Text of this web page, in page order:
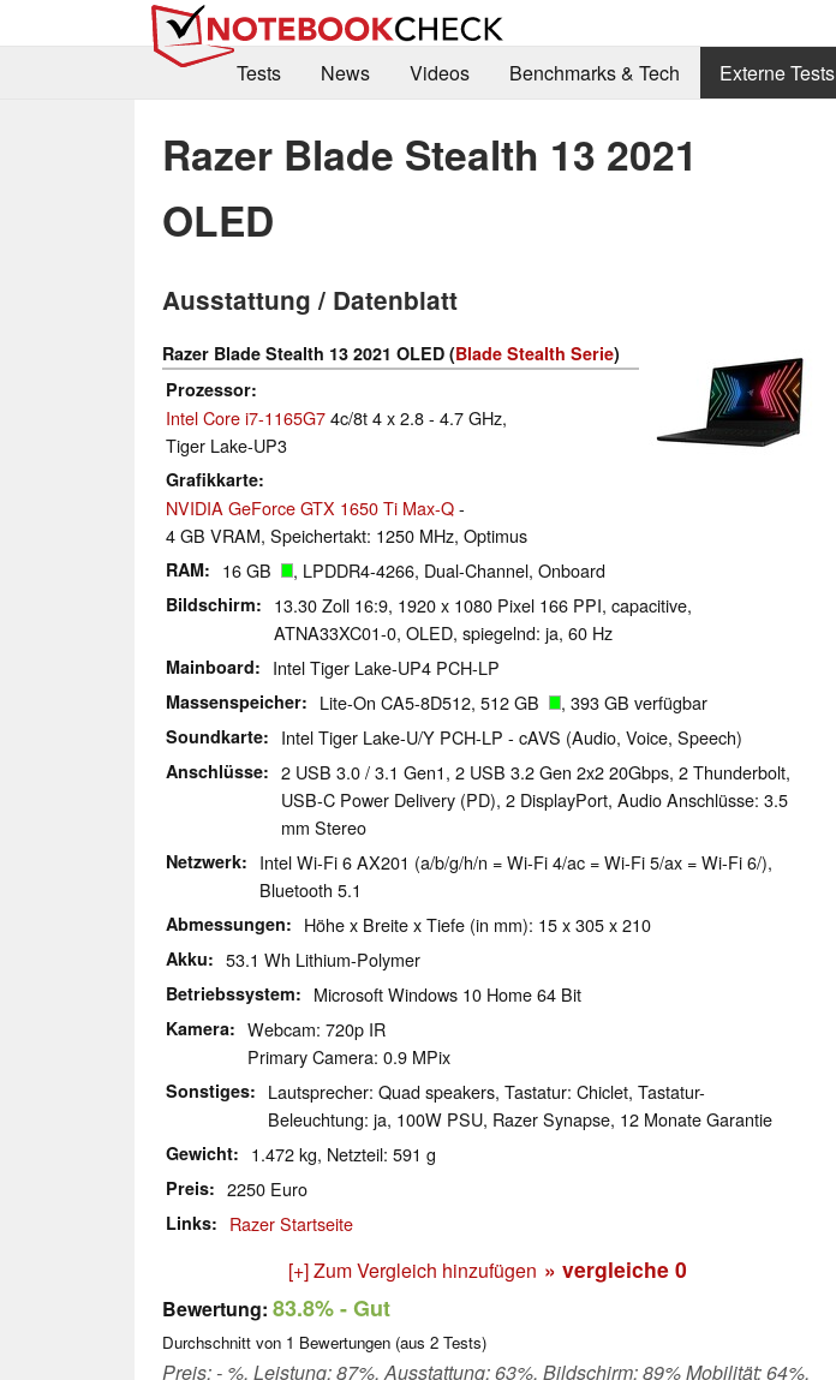
Tests
News Videos Benchmarks & Tech Externe Tests
Razer Blade Stealth 13 2021
OLED
Ausstattung / Datenblatt
Razer Blade Stealth 13 2021 OLED (Blade Stealth Serie)
Prozessor
Intel Core i7-1165G74c/8t 4 x 2.8 - 4.7 GHz,
Tiger Lake-UP3
Grafikkarte
NVIDIA GeForce GTX 1650 Ti Max-Q-
4 GB VRAM, Speichertakt: 1250 MHz, Optimus
RAM 16 GB , LPDDR4-4266, Dual-Channel, Onboard
Bildschirm
13.30 Zoll 16:9, 1920 x 1080 Pixel 166 PPI, capacitive,
ATNA33XC01-0, OLED, spiegelnd: ja, 60 Hz
Mainboard Intel Tiger Lake-UP4 PCH-LP
Massenspeicher Lite-On CA5-8D512, 512 GB , 393 GB verfügbar
Soundkarte Intel Tiger Lake-U/Y PCH-LP - cAVS (Audio, Voice, Speech)
Anschlüsse
2 USB 3.0 / 3.1 Gen1, 2 USB 3.2 Gen 2x2 20Gbps, 2 Thunderbolt,
USB-C Power Delivery (PD), 2 DisplayPort, Audio Anschlüsse: 3.5
mm Stereo
Netzwerk
Intel Wi-Fi 6 AX201 (a/b/g/h/n = Wi-Fi 4/ac = Wi-Fi 5/ax = Wi-Fi 6/),
Bluetooth 5.1
Abmessungen Höhe x Breite x Tiefe (in mm): 15 x 305 x 210
Akku 53.1 Wh Lithium-Polymer
Betriebssystem Microsoft Windows 10 Home 64 Bit
Kamera
Webcam: 720p IR
Primary Camera: 0.9 MPix
Sonstiges
Lautsprecher: Quad speakers, Tastatur: Chiclet, Tastatur-
Beleuchtung: ja, 100W PSU, Razer Synapse, 12 Monate Garantie
Gewicht 1.472 kg, Netzteil: 591 g
Preis 2250 Euro
Links Razer Startseite
[+] Zum Vergleich hinzufügen » vergleiche 0
Bewertung: 83.8%- Gut
Durchschnitt von 1 Bewertungen (aus 2 Tests)
Preis: - %, Leistung: 87%, Ausstattung: 63%, Bildschirm: 89% Mobilität: 64%,